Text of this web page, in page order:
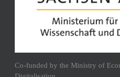
Co-funded by the Ministry of